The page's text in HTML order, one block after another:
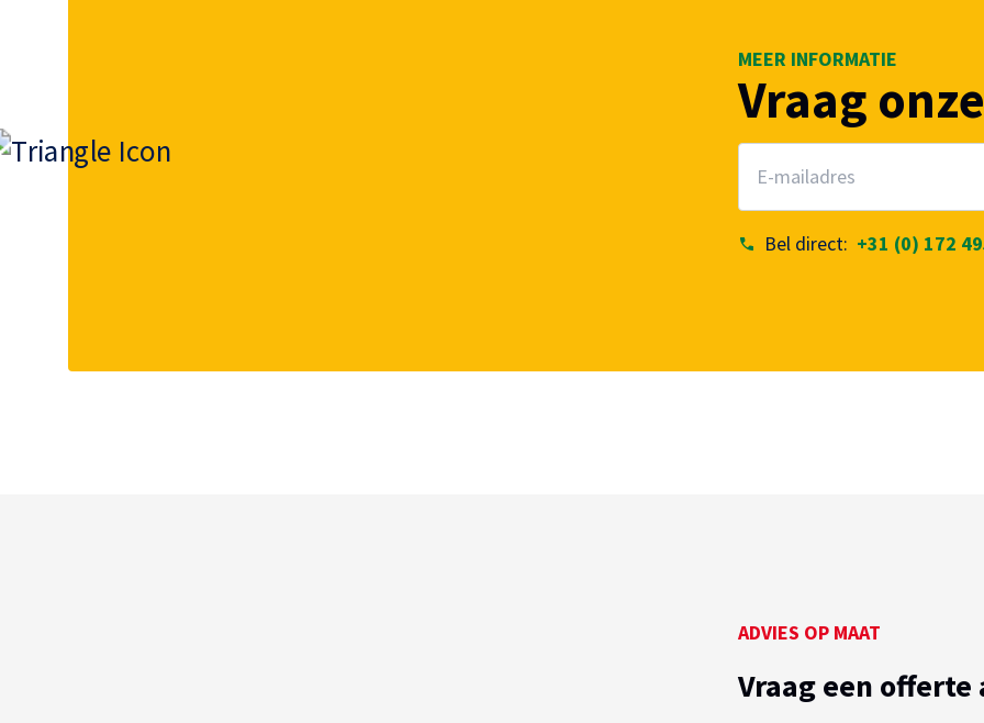
MEER INFORMATIE
Vraag
Bel direct: +31 (0) 172
ADVIES OP MAAT
Vraag een offerte